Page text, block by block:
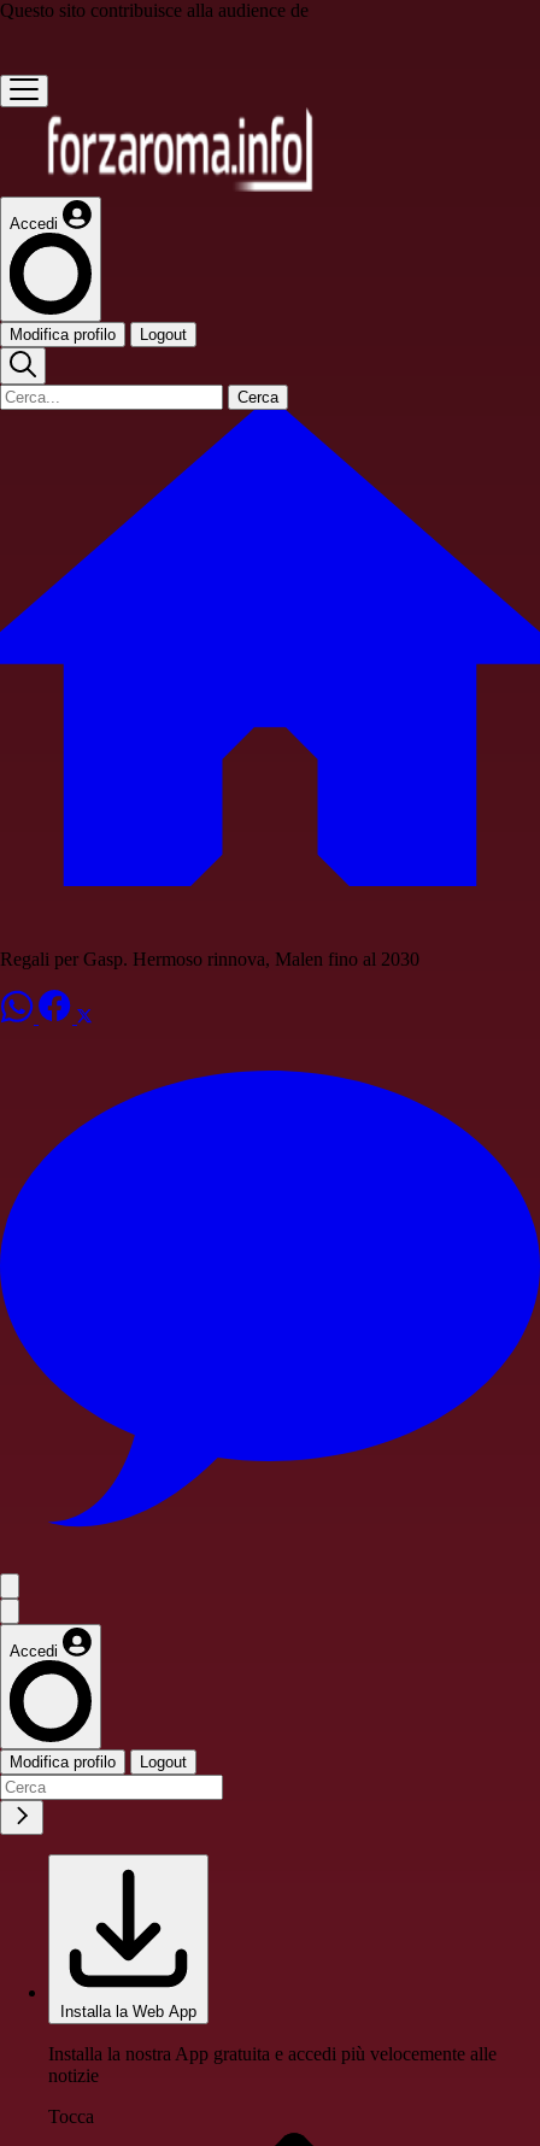
Questo sito contribuisce alla audience de
Accedi
Modifica profilo Logout
Cerca
Regali per Gasp. Hermoso rinnova, Malen fino al 2030
Accedi
Modifica profilo Logout
Installa la Web App
Installa la nostra App gratuita e accedi più velocemente alle
notizie
Tocca